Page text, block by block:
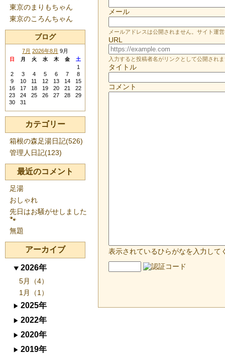
メール
メールアドレスは公開されません。サイト運
URL
入力すると投稿者名がリンクとして公開され
タイトル
コメント
表示されているひらがなを入力して
東京のまりもちゃん
東京のころんちゃん
ブログ
7月 2026年8月 9月
日 月 火 水 木 金 土
1
2
3 4 5 6 7
8
9
10 11 12 13 14
15
16
17 18 19 20 21
22
23
24 25 26 27 28
29
30
31
カテゴリー
箱根の森足湯日記(526)
管理人日記(123)
最近のコメント
足湯
おしゃれ
先日はお騒がせしました
🐾
無題
アーカイブ
2026年
5月（4）
1月（1）
2025年
2022年
2020年
2019年